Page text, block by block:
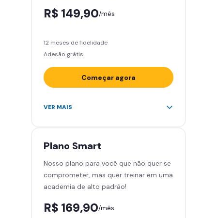
R$ 149,90/mês
12 meses de fidelidade
Adesão grátis
Começar agora
Acesso ilimitado a +2.000
Cadeira de massagem
Skeelo App (Audiobook)*
Área de musculação e aeróbicos
Smart Fit App
VER MAIS
Plano Smart
Nosso plano para você que não quer se
comprometer, mas quer treinar em uma
academia de alto padrão!
R$ 169,90/mês